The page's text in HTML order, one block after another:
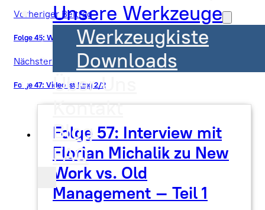
Unsere Werkzeuge
Werkzeugkiste
Downloads
Über Uns
Kontakt
Blog
FAQ
Vorheriger Beitrag
Folge 45: Was macht einen guten Vortragsredner aus
Nächster Beitrag
Folge 47: Video ist King 2/2
Folge 57: Interview mit
Florian Michalik zu New
Work vs. Old
Management – Teil 1